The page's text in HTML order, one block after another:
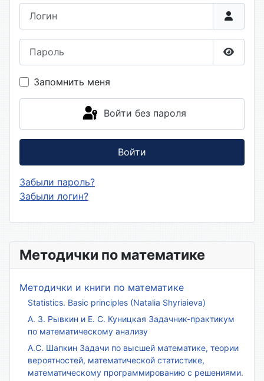
Методички по математике
Методички и книги по математике
Statistics. Basic principles (Natalia Shyriaieva)
А. З. Рывкин и Е. С. Куницкая Задачник-практикум
по математическому анализу
А.С. Шапкин Задачи по высшей математике, теории
вероятностей, математической статистике,
математическому программированию с решениями.
Запомнить меня
Войти без пароля
Войти
Забыли пароль?
Забыли логин?